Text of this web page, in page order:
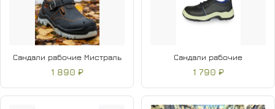
Сандали рабочие Мистраль
1 890 ₽
Сандали рабочие
1 790 ₽